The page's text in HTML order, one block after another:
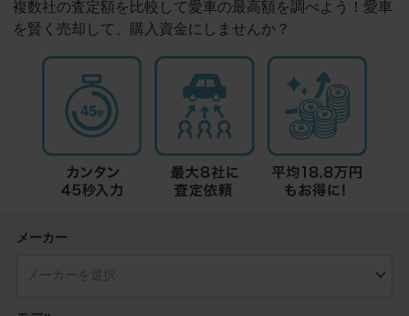
複数社の査定額を比較して愛車の最高額を調べよう！愛車
を賢く売却して、購入資金にしませんか？
メーカー